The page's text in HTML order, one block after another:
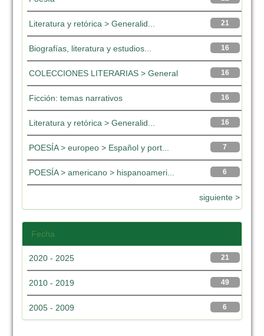
21
Literatura y retórica > Generalid...
16
Biografías, literatura y estudios...
16
COLECCIONES LITERARIAS > General
16
Ficción: temas narrativos
16
Literatura y retórica > Generalid...
7
POESÍA > europeo > Español y port...
6
POESÍA > americano > hispanoameri...
siguiente >
Fecha
21
2020 - 2025
49
2010 - 2019
6
2005 - 2009